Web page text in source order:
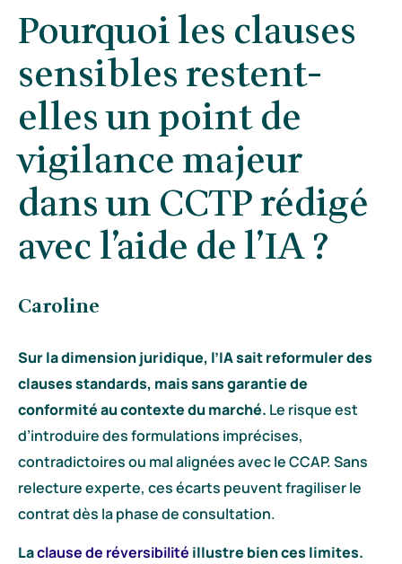
Pourquoi les clauses
sensibles restent-
elles un point de
vigilance majeur
dans un CCTP rédigé
avec l’aide de l’IA ?
Caroline
Sur la dimension juridique, l’IA sait reformuler des
clauses standards, mais sans garantie de
conformité au contexte du marché. Le risque est
d’introduire des formulations imprécises,
contradictoires ou mal alignées avec le CCAP. Sans
relecture experte, ces écarts peuvent fragiliser le
contrat dès la phase de consultation.
Laclause de réversibilité illustre bien ces limites.